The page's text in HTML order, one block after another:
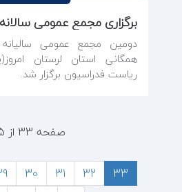
دومین مجمع عمومی
همگانی استان لرستان
ریاست فدراسیون برگزار شد.
صفحه 33 از 45
30 31 32
33